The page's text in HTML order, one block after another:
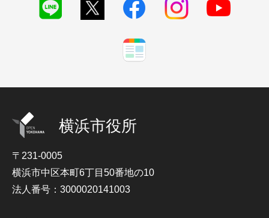
横浜市役所
〒231-0005
横浜市中区本町6丁目50番地の10
法人番号：3000020141003